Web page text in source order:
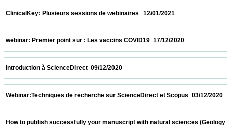
ClinicalKey: Plusieurs sessions de webinaires   12/01/2021
webinar: Premier point sur : Les vaccins COVID19  17/12/2020
Introduction à ScienceDirect  09/12/2020
Webinar:Techniques de recherche sur ScienceDirect et Scopus
How to publish successfully your manuscript with natural sciences